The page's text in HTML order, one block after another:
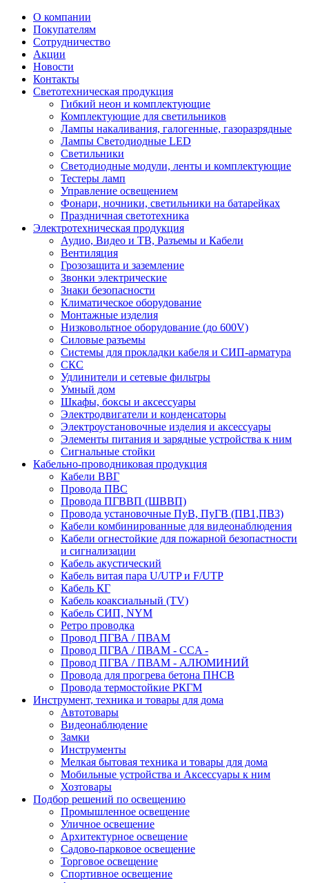
О компании
Покупателям
Сотрудничество
Акции
Новости
Контакты
Светотехническая продукция
Гибкий неон и комплектующие
Комплектующие для светильников
Лампы накаливания, галогенные, газоразрядные
Лампы Светодиодные LED
Светильники
Светодиодные модули, ленты и комплектующие
Тестеры ламп
Управление освещением
Фонари, ночники, светильники на батарейках
Праздничная светотехника
Электротехническая продукция
Аудио, Видео и ТВ, Разъемы и Кабели
Вентиляция
Грозозащита и заземление
Звонки электрические
Знаки безопасности
Климатическое оборудование
Монтажные изделия
Низковольтное оборудование (до 600V)
Силовые разъемы
Системы для прокладки кабеля и СИП-арматура
СКС
Удлинители и сетевые фильтры
Умный дом
Шкафы, боксы и аксессуары
Электродвигатели и конденсаторы
Электроустановочные изделия и аксессуары
Элементы питания и зарядные устройства к ним
Сигнальные стойки
Кабельно-проводниковая продукция
Кабели ВВГ
Провода ПВС
Провода ПГВВП (ШВВП)
Провода установочные ПуВ, ПуГВ (ПВ1,ПВ3)
Кабели комбинированные для видеонаблюдения
Кабели огнестойкие для пожарной безопастности
и сигнализации
Кабель акустический
Кабель витая пара U/UTP и F/UTP
Кабель КГ
Кабель коаксиальный (TV)
Кабель СИП, NYM
Ретро проводка
Провод ПГВА / ПВАМ
Провод ПГВА / ПВАМ - CCA -
Провод ПГВА / ПВАМ - АЛЮМИНИЙ
Провода для прогрева бетона ПНСВ
Провода термостойкие РКГМ
Инструмент, техника и товары для дома
Автотовары
Видеонаблюдение
Замки
Инструменты
Мелкая бытовая техника и товары для дома
Мобильные устройства и Аксессуары к ним
Хозтовары
Подбор решений по освещению
Промышленное освещение
Уличное освещение
Архитектурное освещение
Садово-парковое освещение
Торговое освещение
Спортивное освещение